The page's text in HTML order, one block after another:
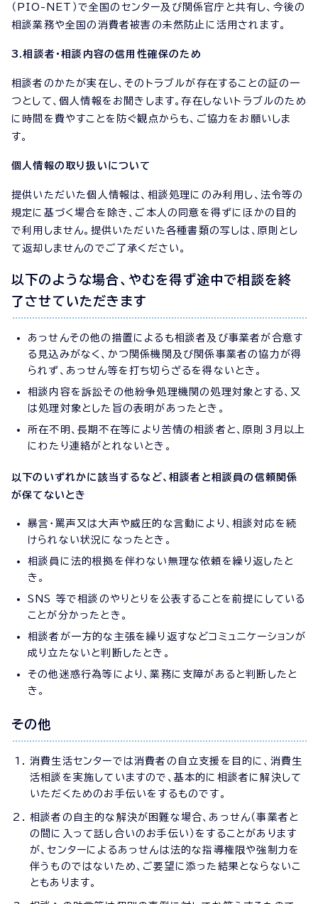
（PIO-NET）で全国のセンター及び関係官庁と共有し、今後の
相談業務や全国の消費者被害の未然防止に活用されます。
3.相談者・相談内容の信用性確保のため
相談者のかたが実在し、そのトラブルが存在することの証の一
つとして、個人情報をお聞きします。存在しないトラブルのため
に時間を費やすことを防ぐ観点からも、ご協力をお願いしま
す。
個人情報の取り扱いについて
提供いただいた個人情報は、相談処理にのみ利用し、法令等の
規定に基づく場合を除き、ご本人の同意を得ずにほかの目的
で利用しません。提供いただいた各種書類の写しは、原則とし
て返却しませんのでご了承ください。
以下のような場合、やむを得ず途中で相談を終
了させていただきます
あっせんその他の措置によるも相談者及び事業者が合意す
る見込みがなく、かつ関係機関及び関係事業者の協力が得
られず、あっせん等を打ち切らざるを得ないとき。
相談内容を訴訟その他紛争処理機関の処理対象とする、又
は処理対象とした旨の表明があったとき。
所在不明、長期不在等により苦情の相談者と、原則3月以上
にわたり連絡がとれないとき。
以下のいずれかに該当するなど、相談者と相談員の信頼関係
が保てないとき
暴言・罵声又は大声や威圧的な言動により、相談対応を続
けられない状況になったとき。
相談員に法的根拠を伴わない無理な依頼を繰り返したと
き。
SNS 等で相談のやりとりを公表することを前提にしている
ことが分かったとき。
相談者が一方的な主張を繰り返すなどコミュニケーションが
成り立たないと判断したとき。
その他迷惑行為等により、業務に支障があると判断したと
き。
その他
消費生活センターでは消費者の自立支援を目的に、消費生
活相談を実施していますので、基本的に相談者に解決して
いただくためのお手伝いをするものです。
相談者の自主的な解決が困難な場合、あっせん（事業者と
の間に入って話し合いのお手伝い）をすることがあります
が、センターによるあっせんは法的な指導権限や強制力を
伴うものではないため、ご要望に添った結果とならないこ
ともあります。